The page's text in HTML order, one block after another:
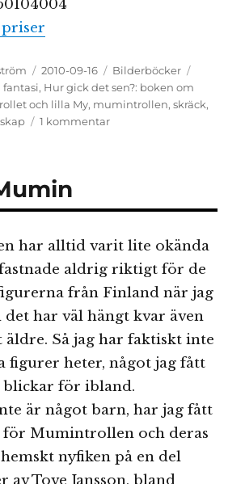
Publicerat
den
2010-09-16 Kategorier
Bilderböcker
,fantasi, Hur gick det sen?: boken om
och lilla My, mumintrollen,skräck,
1 kommentartill
verkligheten
har alltid varit lite okända
aldrig riktigt för de
från Finland när jag
har väl hängt kvar även
Så jag har faktiskt inte
figurer heter, något jag fått
blickar för ibland.
är något barn, har jag fått
för Mumintrollen och deras
nyfiken på en del
av Tove Jansson, bland